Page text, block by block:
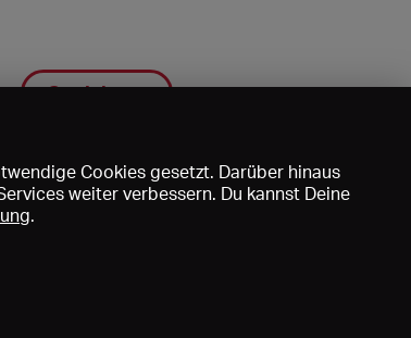
Speichern
Cookies gesetzt. Darüber hinaus
weiter verbessern. Du kannst Deine
.